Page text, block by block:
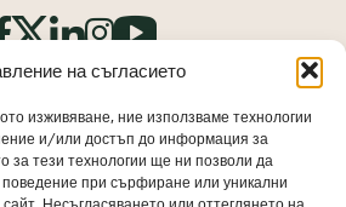
на съгласието
изживяване, ние използваме технологии
и/или достъп до информация за
за тези технологии ще ни позволи да
при сърфиране или уникални